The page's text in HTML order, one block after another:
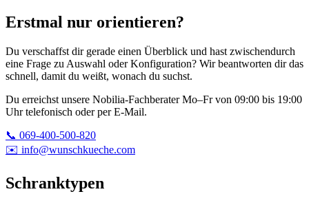
Erstmal nur orientieren?
Du verschaffst dir gerade einen Überblick und hast zwischendurch
eine Frage zu Auswahl oder Konfiguration? Wir beantworten dir das
schnell, damit du weißt, wonach du suchst.
Du erreichst unsere Nobilia-Fachberater Mo–Fr von 09:00 bis 19:00
Uhr telefonisch oder per E-Mail.
📞 069-400-500-820
✉️ info@wunschkueche.com
Schranktypen